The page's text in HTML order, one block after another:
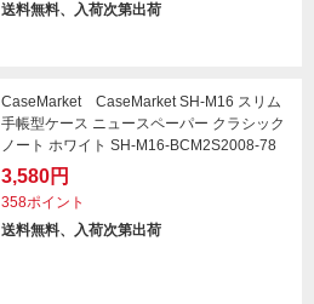
送料無料、入荷次第出荷
CaseMarket CaseMarket SH-M16 スリム
手帳型ケース ニュースペーパー クラシック
ノート ホワイト SH-M16-BCM2S2008-78
3,580円
358ポイント
送料無料、入荷次第出荷